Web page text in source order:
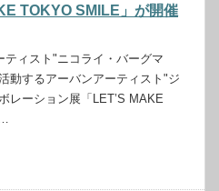
TOKYO SMILE」が開催
ィスト"ニコライ・バーグマ
動するアーバンアーティスト"ジ
レーション展「LET’S MAKE